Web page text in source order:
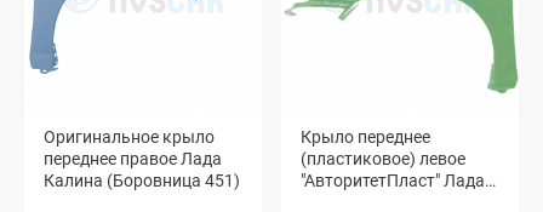
Оригинальное крыло
переднее правое Лада
Калина (Боровница 451)
Крыло переднее
(пластиковое) левое
"АвторитетПласт" Лада